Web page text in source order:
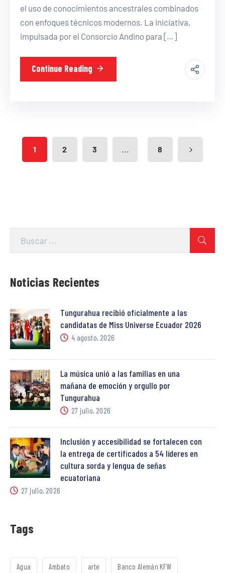
el uso de conocimientos ancestrales combinados
con enfoques técnicos modernos. La iniciativa,
impulsada por el Consorcio Andino para […]
Continue Reading
1 2 3 ... 8
Noticias Recientes
Tungurahua recibió oficialmente a las
candidatas de Miss Universe Ecuador 2026
4 agosto, 2026
La música unió a las familias en una
mañana de emoción y orgullo por
Tungurahua
27 julio, 2026
Inclusión y accesibilidad se fortalecen con
la entrega de certificados a 54 líderes en
cultura sorda y lengua de señas
ecuatoriana
27 julio, 2026
Tags
Agua Ambato arte Banco Alemán KFW